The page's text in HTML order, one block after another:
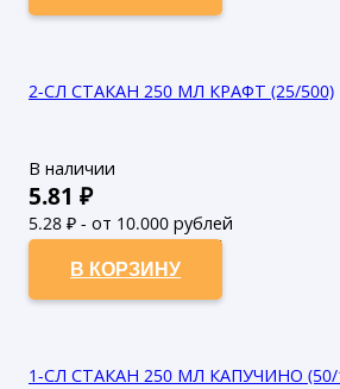
2-СЛ СТАКАН 250 МЛ КРАФТ (25/500)
В наличии
5.81 ₽
5.28 ₽ - от 10.000 рублей
4.8₽ - от 50.000 рублей
В КОРЗИНУ
1-СЛ СТАКАН 250 МЛ КАПУЧИНО (50/